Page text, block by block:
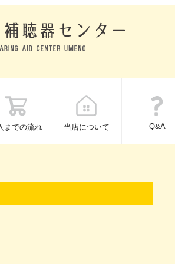
までの流れ 当店について Q&A